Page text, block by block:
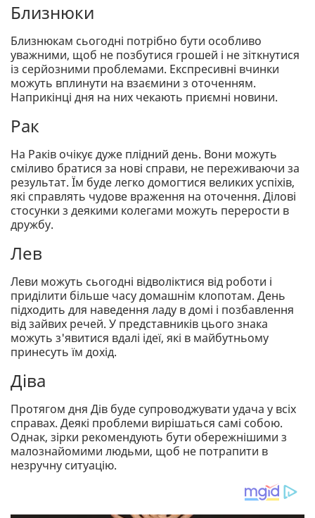
Близнюки
Близнюкам сьогодні потрібно бути особливо
уважними, щоб не позбутися грошей і не зіткнутися
із серйозними проблемами. Експресивні вчинки
можуть вплинути на взаємини з оточенням.
Наприкінці дня на них чекають приємні новини.
Рак
На Раків очікує дуже плідний день. Вони можуть
сміливо братися за нові справи, не переживаючи за
результат. Їм буде легко домогтися великих успіхів,
які справлять чудове враження на оточення. Ділові
стосунки з деякими колегами можуть перерости в
дружбу.
Лев
Леви можуть сьогодні відволіктися від роботи і
приділити більше часу домашнім клопотам. День
підходить для наведення ладу в домі і позбавлення
від зайвих речей. У представників цього знака
можуть з'явитися вдалі ідеї, які в майбутньому
принесуть їм дохід.
Діва
Протягом дня Дів буде супроводжувати удача у всіх
справах. Деякі проблеми вирішаться самі собою.
Однак, зірки рекомендують бути обережнішими з
малознайомими людьми, щоб не потрапити в
незручну ситуацію.